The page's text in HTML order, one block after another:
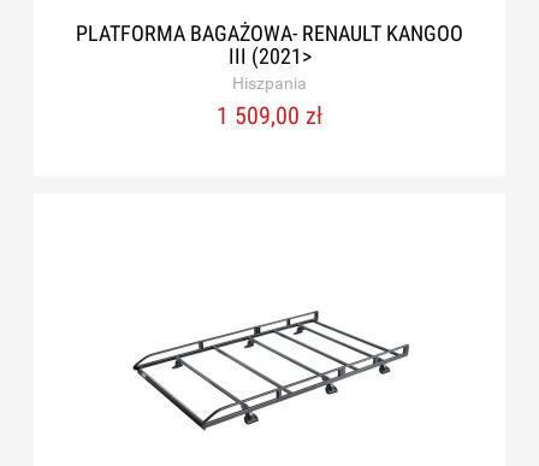
PLATFORMA BAGAŻOWA- RENAULT KANGOO
III (2021>
Hiszpania
1 509,00 zł